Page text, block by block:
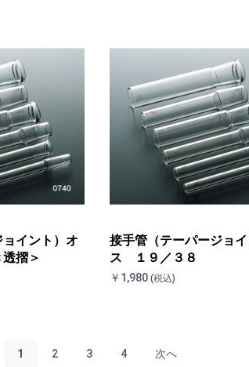
イント）オ
摺＞
接手管（テーパージョ
ス １９／３８
￥1,980 (税込)
1 2 3 4 次へ